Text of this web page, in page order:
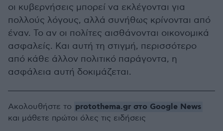
οι κυβερνήσεις μπορεί να εκλέγονται για
πολλούς λόγους, αλλά συνήθως κρίνονται από
έναν. Το αν οι πολίτες αισθάνονται οικονομικά
ασφαλείς. Και αυτή τη στιγμή, περισσότερο
από κάθε άλλον πολιτικό παράγοντα, η
ασφάλεια αυτή δοκιμάζεται.
Ακολουθήστε το protothema.gr στο Google News
και μάθετε πρώτοι όλες τις ειδήσεις